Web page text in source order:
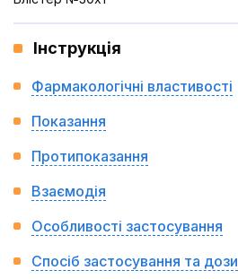
Інструкція
Фармакологічні властивості
Показання
Протипоказання
Взаємодія
Особливості застосування
Спосіб застосування та дози